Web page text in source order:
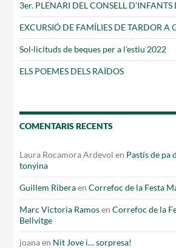
3er. PLENARI DEL CONSELL D’INFANTS
EXCURSIÓ DE FAMÍLIES DE TARDOR A
Sol·licituds de beques per a l’estiu 2022
ELS POEMES DELS RAÏDOS
COMENTARIS RECENTS
Laura Rocamora Ardevol en Pastís de pa
tonyina
Guillem RiberaenCorrefoc de la Festa
Marc Victoria RamosenCorrefoc de la
Bellvitge
joanaen Nit Jove i… sorpresa!